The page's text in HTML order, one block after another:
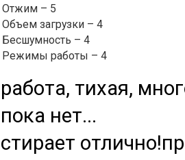
Отжим – 5
Объем загрузки – 4
Бесшумность – 4
Режимы работы – 4
работа, тихая,
пока нет...
стирает